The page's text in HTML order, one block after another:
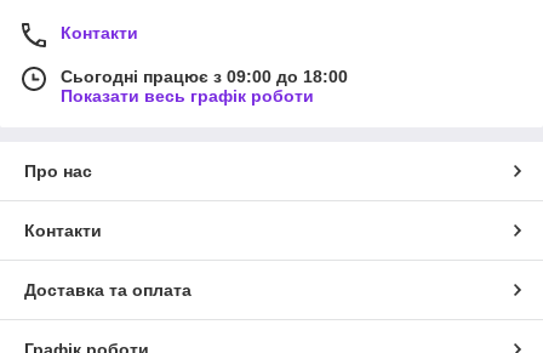
Контакти
Сьогодні працює з 09:00 до 18:00
Показати весь графік роботи
Про нас
Контакти
Доставка та оплата